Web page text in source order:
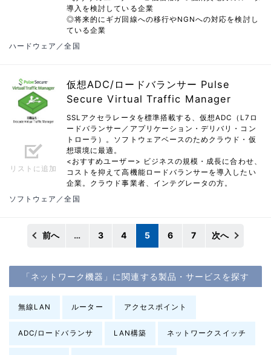
導入を検討している企業
◎将来的にギガ回線への移行やNGNへの対応を検討し
ている企業
ハードウェア／全国
リストに追加
仮想ADC/ロードバランサー Pulse
Secure Virtual Traffic Manager
SSLアクセラレータを標準搭載する、仮想ADC（L7ロ
ードバランサー／アプリケーション・デリバリ・コン
トローラ）。ソフトウェアベースのためクラウド・仮
想環境に最適。
<おすすめユーザー> ビジネスの規模・成長に合わせ、
コストを抑えて高機能ロードバランサーを導入したい
企業。クラウド事業者、インテグレータの方。
ソフトウェア／全国
前へ … 3 4 5 6 7 次へ
「ネットワーク機器」に関連する製品・サービスを探す
無線LAN ルーター アクセスポイント
ADC/ロードバランサ LAN構築 ネットワークスイッチ